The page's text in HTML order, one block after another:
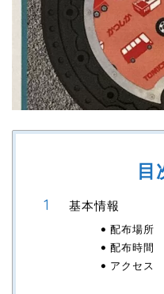
目
基本情報
配布場所
配布時間
アクセス